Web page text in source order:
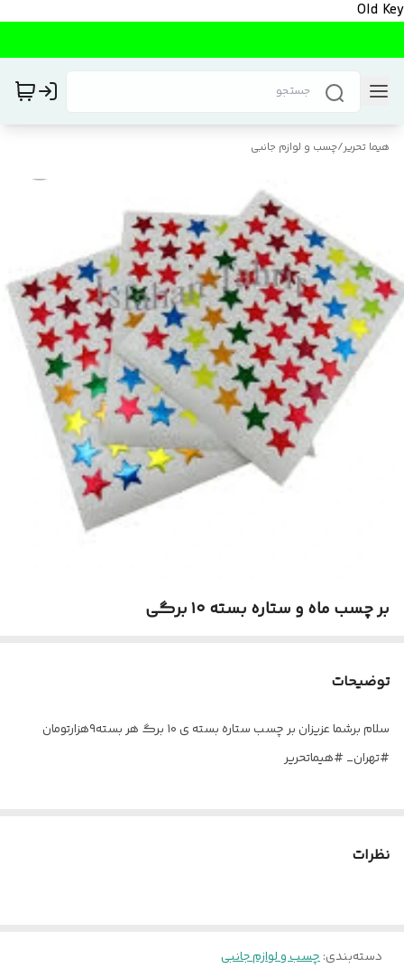
Old Key
هیما تحریر/چسب و لوازم جانبی
بر چسب ماه و ستاره بسته ۱۰ برگی
توضیحات
سلام برشما عزیزان بر چسب ستاره بسته ی ۱۰ برگ هر بسته۹هزارتومان
#تهران_ #هیماتحریر
نظرات
دسته‌بندی:چسب و لوازم جانبی